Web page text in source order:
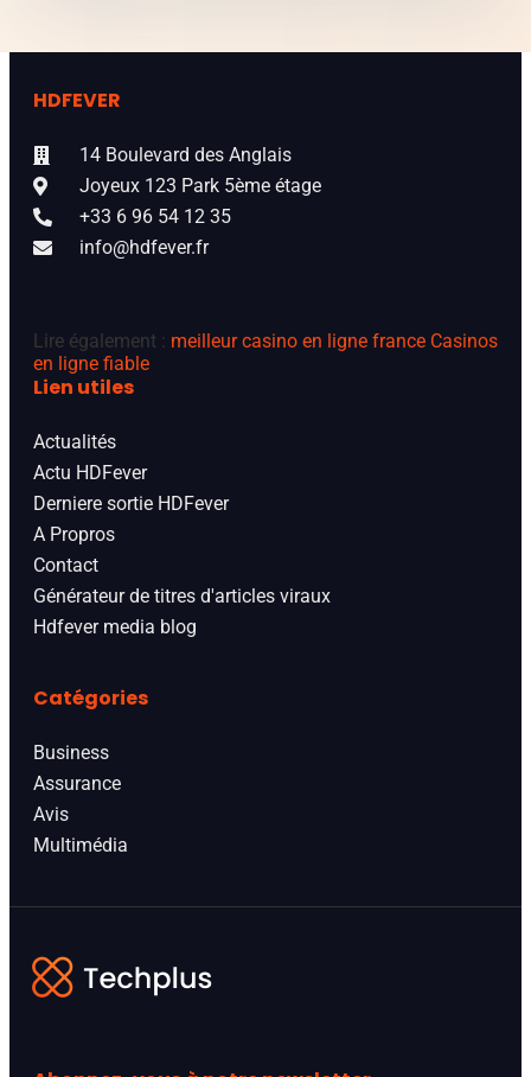
HDFEVER
14 Boulevard des Anglais
Joyeux 123 Park 5ème étage
+33 6 96 54 12 35
info@hdfever.fr
Lire également : meilleur casino en ligne france Casinos
en ligne fiable
Lien utiles
Actualités
Actu HDFever
Derniere sortie HDFever
A Propros
Contact
Générateur de titres d'articles viraux
Hdfever media blog
Catégories
Business
Assurance
Avis
Multimédia